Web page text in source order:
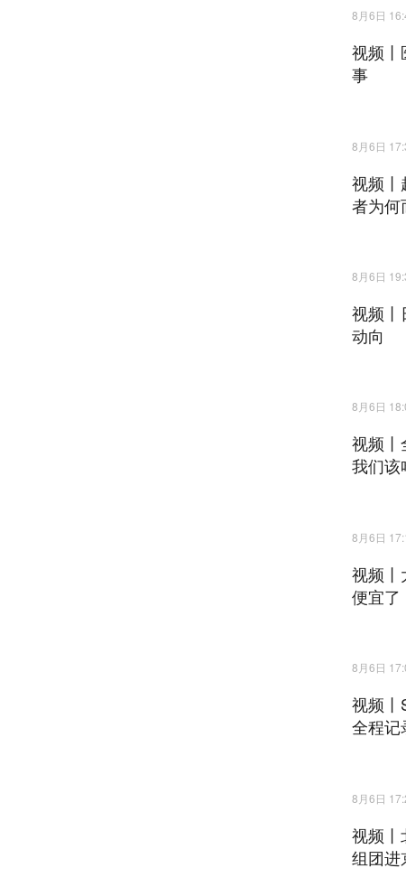
8月6日
视频丨
事
8月6日
视频丨
者为何
8月6日
视频丨
动向
8月6日
视频丨
我们该
8月6日
视频
便宜了
8月6日
视频丨
全程记
8月6日
视频丨
组团进